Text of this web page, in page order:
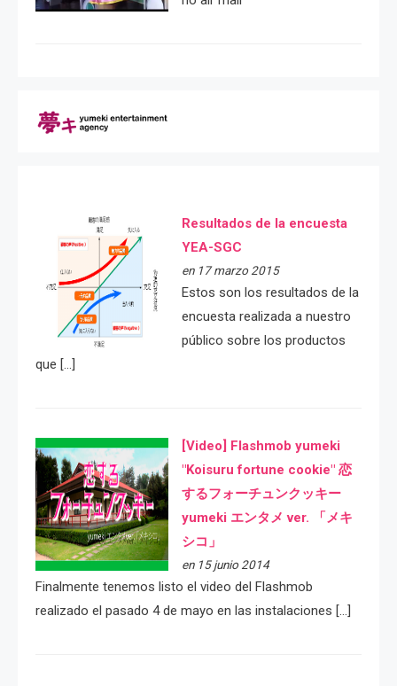
Resultados de la encuesta
YEA-SGC
en 17 marzo 2015
Estos son los resultados de la
encuesta realizada a nuestro
público sobre los productos
que […]
[Video] Flashmob yumeki
"Koisuru fortune cookie" 恋
するフォーチュンクッキー
yumeki エンタメ ver. 「メキ
シコ」
en 15 junio 2014
Finalmente tenemos listo el video del Flashmob
realizado el pasado 4 de mayo en las instalaciones […]